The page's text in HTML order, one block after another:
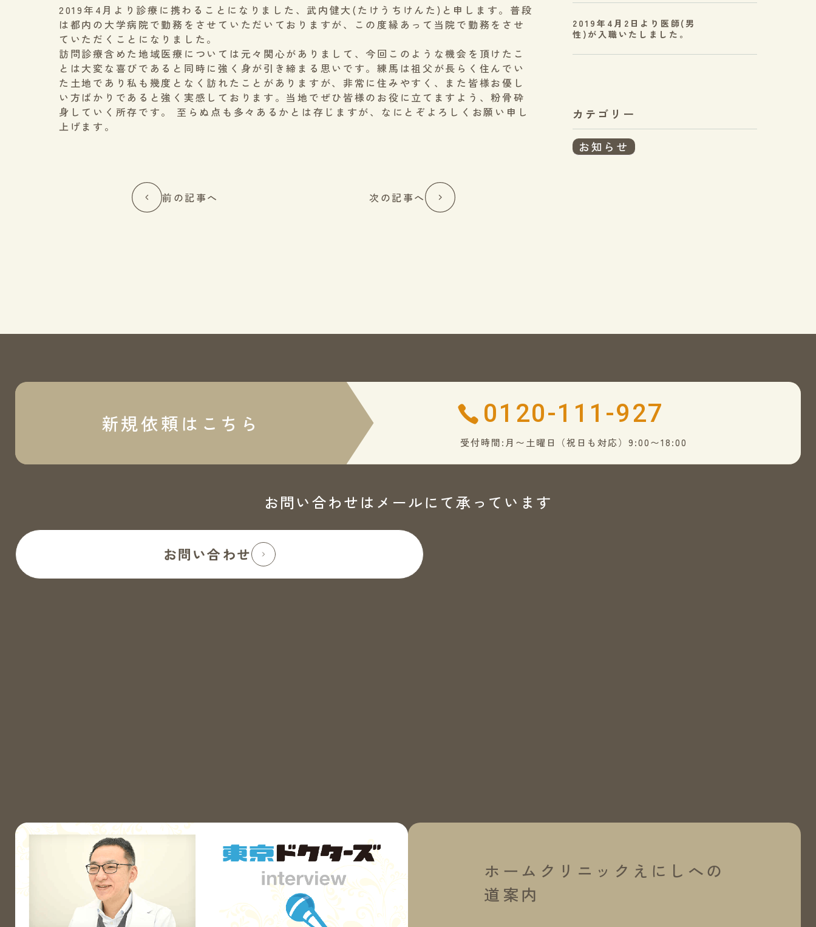
2019年4月より診療に携わることになりました、武内健大(たけうちけんた)と申します。普段
は都内の大学病院で勤務をさせていただいておりますが、この度縁あって当院で勤務をさせ
ていただくことになりました。
訪問診療含めた地域医療については元々関心がありまして、今回このような機会を頂けたこ
とは大変な喜びであると同時に強く身が引き締まる思いです。練馬は祖父が長らく住んでい
た土地であり私も幾度となく訪れたことがありますが、非常に住みやすく、また皆様お優し
い方ばかりであると強く実感しております。当地でぜひ皆様のお役に立てますよう、粉骨砕
身していく所存です。 至らぬ点も多々あるかとは存じますが、なにとぞよろしくお願い申し
上げます。
前の記事へ 次の記事へ
2019年4月2日より医師(男
性)が入職いたしました。
カテゴリー
お知らせ
新規依頼はこちら 0120-111-927
受付時間:月〜土曜日（祝日も対応）9:00〜18:00
お問い合わせはメールにて承っています
お問い合わせ
ホームクリニック えにしへの
道案内